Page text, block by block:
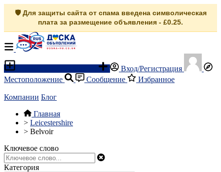
🛡️ Для защиты сайта от спама введена символическая
плата за размещение объявления - £0.25.
Вход/Регистрация
Местоположение
Сообщение Избранное
Компании Блог
Главная
> Leicestershire
> Belvoir
Ключевое слово
Категория